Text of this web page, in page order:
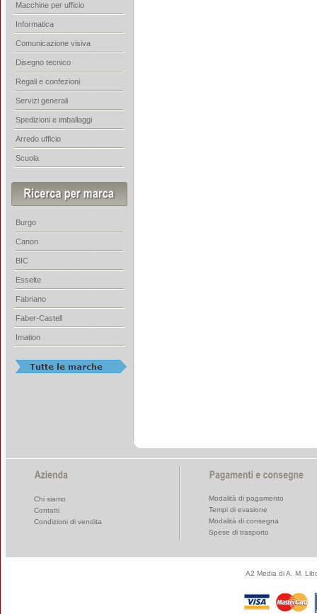
Macchine per ufficio
Informatica
Comunicazione visiva
Disegno tecnico
Regali e confezioni
Servizi generali
Spedizioni e imballaggi
Arredo ufficio
Scuola
Burgo
Canon
BIC
Esselte
Fabriano
Faber-Castell
Imation
Chi siamo
Contatti
Condizioni di vendita
Modalità di pagamento
Tempi di evasione
Modalità di consegna
Spese di trasporto
A2 Media di A. M.